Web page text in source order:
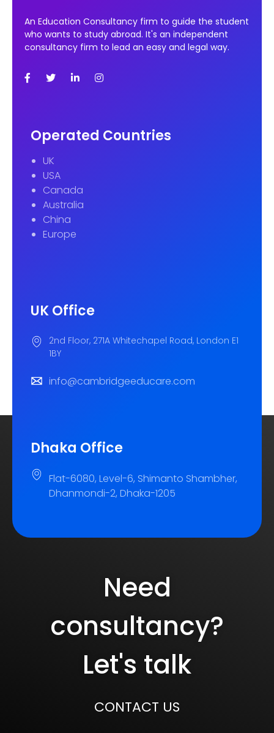
An Education Consultancy firm to guide the student
who wants to study abroad. It's an independent
consultancy firm to lead an easy and legal way.
Operated Countries
UK
USA
Canada
Australia
China
Europe
UK Office
2nd Floor, 271A Whitechapel Road, London E1
1BY
info@cambridgeeducare.com
Dhaka Office
Flat-6080, Level-6, Shimanto Shambher,
Dhanmondi-2, Dhaka-1205
Need
consultancy?
Let's talk
CONTACT US